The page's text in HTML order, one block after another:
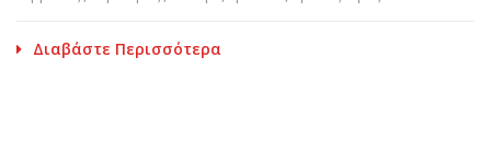
Διαβάστε Περισσότερα